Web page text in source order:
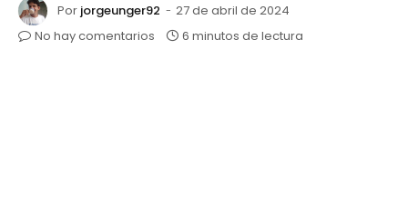
Por jorgeunger92
27 de abril de 2024
No hay comentarios
6 minutos de lectura